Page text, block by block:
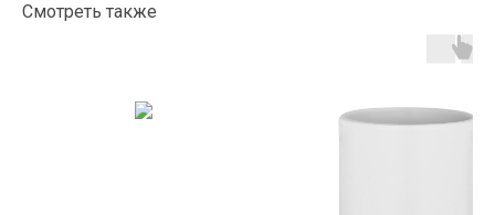
Смотреть также